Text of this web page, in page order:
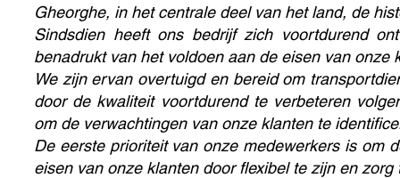
Gheorghe, in het centrale deel van het land, de
Sindsdien heeft ons bedrijf zich voortdurend
benadrukt van het voldoen aan de eisen van
We zijn ervan overtuigd en bereid om
door de kwaliteit voortdurend te verbeteren
om de verwachtingen van onze klanten te
De eerste prioriteit van onze medewerkers is om
eisen van onze klanten door flexibel te zijn en